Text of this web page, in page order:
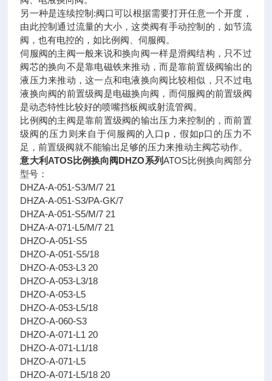
另一种是连续控制:阀口可以根据需要打开任意一个开度，
由此控制通过流量的大小，这类阀有手动控制的，如节流
阀，也有电控的，如比例阀、伺服阀。
伺服阀的主阀一般来说和换向阀一样是滑阀结构，只不过
阀芯的换向不是靠电磁铁来推动，而是靠前置级阀输出的
液压力来推动，这一点和电液换向阀比较相似，只不过电
液换向阀的前置级阀是电磁换向阀，而伺服阀的前置级阀
是动态特性比较好的喷嘴挡板阀或射流管阀。
比例阀的主阀是靠前置级阀的输出压力来控制的，而前置
级阀的压力则来自于伺服阀的入口p，假如p口的压力不
足，前置级阀就不能输出足够的压力来推动主阀芯动作。
意大利ATOS比例换向阀DHZO系列ATOS比例换向阀部分
型号：
DHZA-A-051-S3/M/7 21
DHZA-A-051-S3/PA-GK/7
DHZA-A-051-S5/M/7 21
DHZA-A-071-L5/M/7 21
DHZO-A-051-S5
DHZO-A-051-S5/18
DHZO-A-053-L3 20
DHZO-A-053-L3/18
DHZO-A-053-L5
DHZO-A-053-L5/18
DHZO-A-060-S3
DHZO-A-071-L1 20
DHZO-A-071-L1/18
DHZO-A-071-L5
DHZO-A-071-L5/18 20